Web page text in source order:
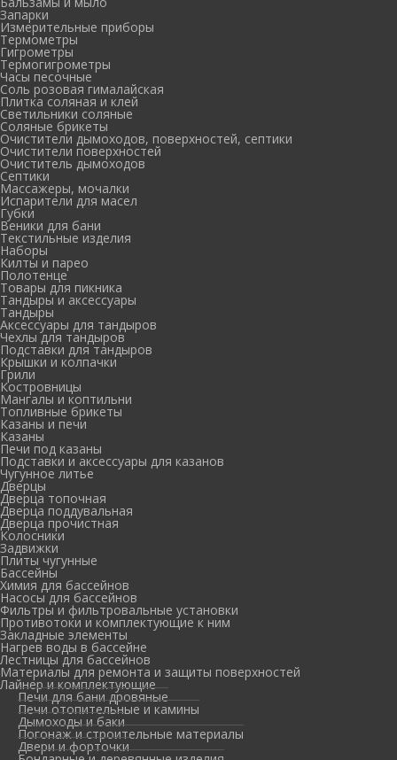
Запарки
Измерительные приборы
Термометры
Гигрометры
Термогигрометры
Часы песочные
Соль розовая гималайская
Плитка соляная и клей
Светильники соляные
Соляные брикеты
Очистители дымоходов, поверхностей, септики
Очистители поверхностей
Очиститель дымоходов
Септики
Массажеры, мочалки
Испарители для масел
Губки
Веники для бани
Текстильные изделия
Наборы
Килты и парео
Полотенце
Товары для пикника
Тандыры и аксессуары
Тандыры
Аксессуары для тандыров
Чехлы для тандыров
Подставки для тандыров
Крышки и колпачки
Грили
Костровницы
Мангалы и коптильни
Топливные брикеты
Казаны и печи
Казаны
Печи под казаны
Подставки и аксессуары для казанов
Чугунное литье
Дверцы
Дверца топочная
Дверца поддувальная
Дверца прочистная
Колосники
Задвижки
Плиты чугунные
Бассейны
Химия для бассейнов
Насосы для бассейнов
Фильтры и фильтровальные установки
Противотоки и комплектующие к ним
Закладные элементы
Нагрев воды в бассейне
Лестницы для бассейнов
Материалы для ремонта и защиты поверхностей
Лайнер и комплектующие
Печи для бани дровяные
Печи отопительные и камины
Дымоходы и баки
Погонаж и строительные материалы
Двери и форточки